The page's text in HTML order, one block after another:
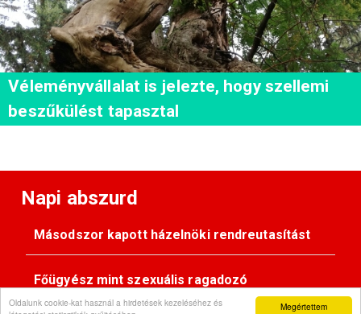
Megértettem
Oldalunk cookie-kat használ a hirdetések kezeléséhez és
Véleményvállalat is jelezte, hogy szellemi
beszűkülést tapasztal
Napi abszurd
Másodszor kapott házelnöki rendreutasítást
Főügyész mint szexuális ragadozó